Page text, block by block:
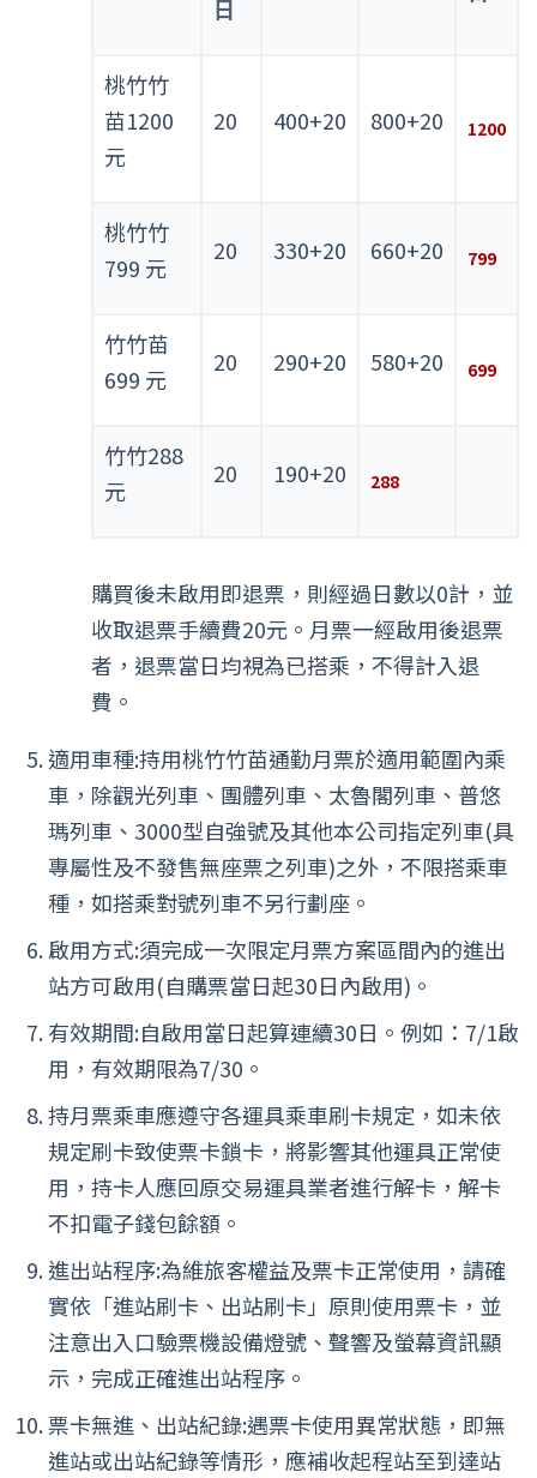
日
桃竹竹
苗1200
元
20 400+20 800+20 1200
桃竹竹
799 元
20 330+20 660+20 799
竹竹苗
699 元
20 290+20 580+20 699
竹竹288
元
20 190+20 288
購買後未啟用即退票，則經過日數以0計，並
收取退票手續費20元。月票一經啟用後退票
者，退票當日均視為已搭乘，不得計入退
費。
適用車種:持用桃竹竹苗通勤月票於適用範圍內乘
車，除觀光列車、團體列車、太魯閣列車、普悠
瑪列車、3000型自強號及其他本公司指定列車(具
專屬性及不發售無座票之列車)之外，不限搭乘車
種，如搭乘對號列車不另行劃座。
啟用方式:須完成一次限定月票方案區間內的進出
站方可啟用(自購票當日起30日內啟用)。
有效期間:自啟用當日起算連續30日。例如：7/1啟
用，有效期限為7/30。
持月票乘車應遵守各運具乘車刷卡規定，如未依
規定刷卡致使票卡鎖卡，將影響其他運具正常使
用，持卡人應回原交易運具業者進行解卡，解卡
不扣電子錢包餘額。
進出站程序:為維旅客權益及票卡正常使用，請確
實依「進站刷卡、出站刷卡」原則使用票卡，並
注意出入口驗票機設備燈號、聲響及螢幕資訊顯
示，完成正確進出站程序。
票卡無進、出站紀錄:遇票卡使用異常狀態，即無
進站或出站紀錄等情形，應補收起程站至到達站